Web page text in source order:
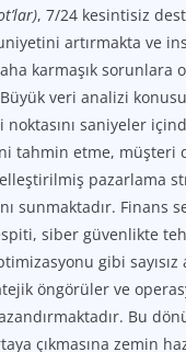
, 7/24 kesintisiz
artırmakta ve
karmaşık sorunlara
veri analizi
saniyeler
tahmin etme, müşteri
pazarlama
sunmaktadır. Finans
siber güvenlikte
gibi sayısız
öngörüler ve
Bu
çıkmasına zemin